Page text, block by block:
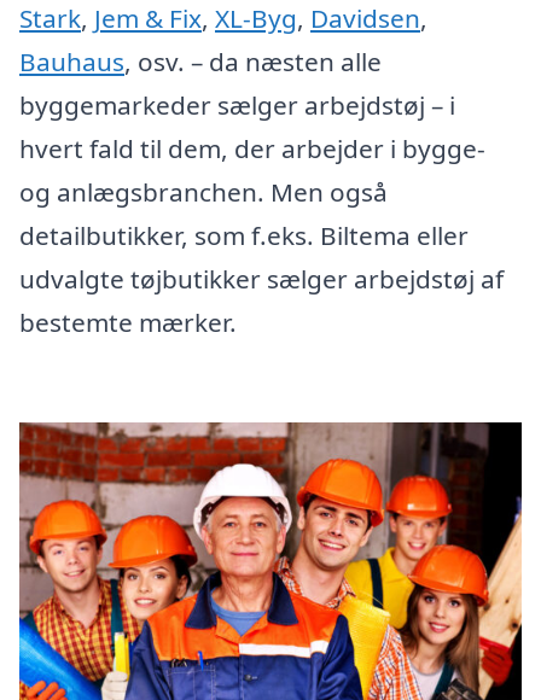
Stark, Jem & Fix, XL-Byg, Davidsen,
Bauhaus, osv. – da næsten alle
byggemarkeder sælger arbejdstøj – i
hvert fald til dem, der arbejder i bygge-
og anlægsbranchen. Men også
detailbutikker, som f.eks. Biltema eller
udvalgte tøjbutikker sælger arbejdstøj af
bestemte mærker.